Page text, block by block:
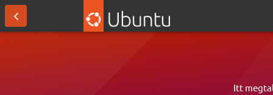
Itt